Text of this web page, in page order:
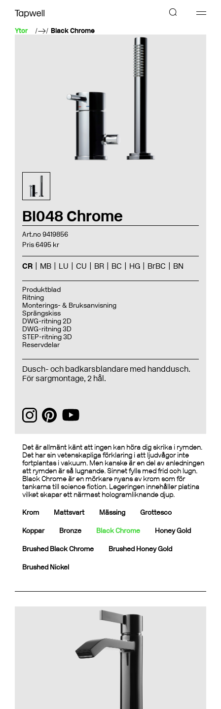
Ytor Black Chrome
BI048 Chrome
Art.no 9419856
Pris 6495 kr
CR MB LU CU BR BC HG BrBC BN
Produktblad
Ritning
Monterings- & Bruksanvisning
Sprängskiss
DWG-ritning 2D
DWG-ritning 3D
STEP-ritning 3D
Reservdelar
Dusch- och badkarsblandare med handdusch.
För sargmontage, 2 hål.
Det är allmänt känt att ingen kan höra dig skrika i rymden.
Det har sin vetenskapliga förklaring i att ljudvågor inte
fortplantas i vakuum. Men kanske är en del av anledningen
att rymden är så lugnande. Sinnet fylls med frid och lugn.
Black Chrome är en mörkare nyans av krom som för
tankarna till science fiction. Legeringen innehåller platina
vilket skapar ett närmast hologramliknande djup.
Krom Mattsvart Mässing Grottesco
Koppar Bronze Black Chrome Honey Gold
Brushed Black Chrome Brushed Honey Gold
Brushed Nickel